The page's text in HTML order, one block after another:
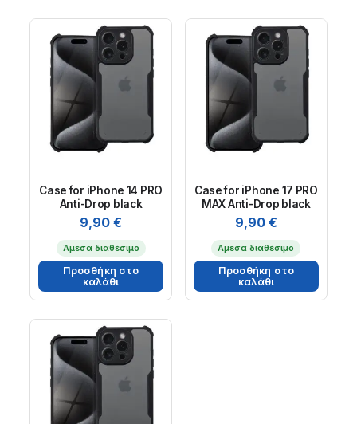
Case for iPhone 14 PRO
Anti-Drop black
9,90€
Άμεσα διαθέσιμο
Προσθήκη στο
καλάθι
Case for iPhone 17 PRO
MAX Anti-Drop black
9,90 €
Άμεσα διαθέσιμο
Προσθήκη στο
καλάθι